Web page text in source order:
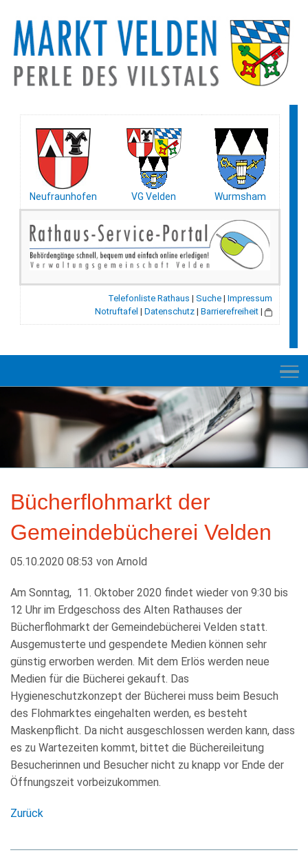
Neufraunhofen VG Velden Wurmsham
Telefonliste Rathaus | Suche | Impressum
Notruftafel | Datenschutz | Barrierefreiheit |
RATHAUS
VELDEN
GESCHICHTE
LEBEN+WOHNEN
BILDUNG+SOZIALES
KULTUR
FREIZEIT
GEWERBE
Bücherflohmarkt der
Gemeindebücherei Velden
05.10.2020 08:53 von Arnold
Am Sonntag, 11. Oktober 2020 findet wieder von 9:30 bis
12 Uhr im Erdgeschoss des Alten Rathauses der
Bücherflohmarkt der Gemeindebücherei Velden statt.
Ausgemusterte und gespendete Medien können sehr
günstig erworben werden. Mit dem Erlös werden neue
Medien für die Bücherei gekauft. Das
Hygieneschutzkonzept der Bücherei muss beim Besuch
des Flohmarktes eingehalten werden, es besteht
Maskenpflicht. Da nicht ausgeschlossen werden kann, dass
es zu Wartezeiten kommt, bittet die Büchereileitung
Besucherinnen und Besucher nicht zu knapp vor Ende der
Öffnungszeit vorbeizukommen.
Zurück